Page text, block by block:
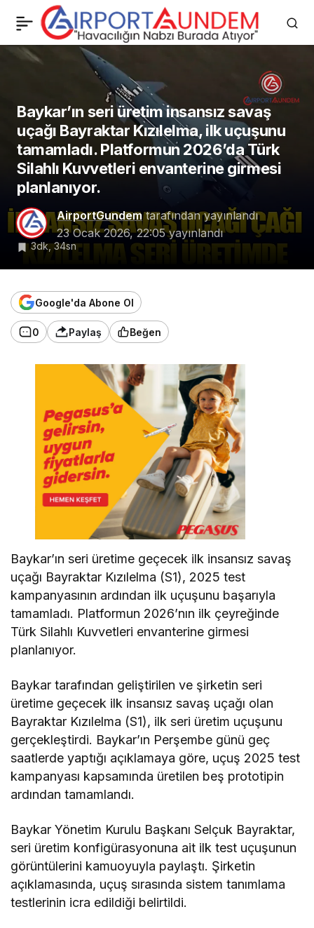
Baykar’ın seri üretim insansız savaş
uçağı Bayraktar Kızılelma, ilk uçuşunu
tamamladı. Platformun 2026’da Türk
Silahlı Kuvvetleri envanterine girmesi
planlanıyor.
AirportGundemtarafından yayınlandı
23 Ocak 2026, 22:05yayınlandı
3dk, 34sn
Google'da Abone Ol
0 Paylaş Beğen
Baykar’ın seri üretime geçecek ilk insansız savaş
uçağı Bayraktar Kızılelma (S1), 2025 test
kampanyasının ardından ilk uçuşunu başarıyla
tamamladı. Platformun 2026’nın ilk çeyreğinde
Türk Silahlı Kuvvetleri envanterine girmesi
planlanıyor.
Baykar tarafından geliştirilen ve şirketin seri
üretime geçecek ilk insansız savaş uçağı olan
Bayraktar Kızılelma (S1), ilk seri üretim uçuşunu
gerçekleştirdi. Baykar’ın Perşembe günü geç
saatlerde yaptığı açıklamaya göre, uçuş 2025 test
kampanyası kapsamında üretilen beş prototipin
ardından tamamlandı.
Baykar Yönetim Kurulu Başkanı Selçuk Bayraktar,
seri üretim konfigürasyonuna ait ilk test uçuşunun
görüntülerini kamuoyuyla paylaştı. Şirketin
açıklamasında, uçuş sırasında sistem tanımlama
testlerinin icra edildiği belirtildi.
Air Europa’dan Filoda
Radikal Değişim: 40
0 Paylaş